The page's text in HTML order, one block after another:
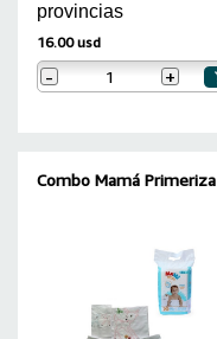
provincias
16.00 usd
- +
Combo Mamá Primeriza